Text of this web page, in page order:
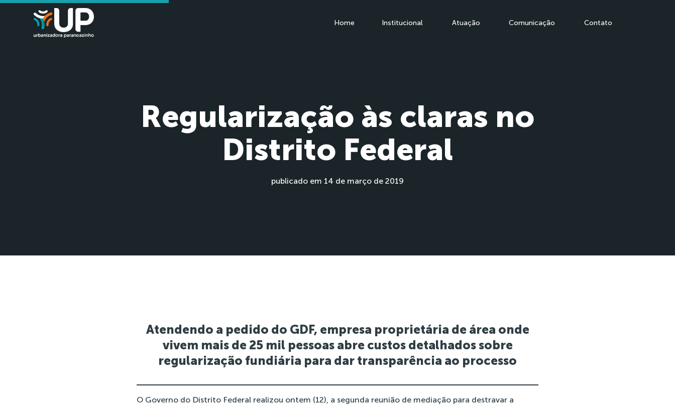
Home Institucional Atuação Comunicação Contato
Regularização às claras no
Distrito Federal
publicado em 14 de março de 2019
Atendendo a pedido do GDF, empresa proprietária de área onde
vivem mais de 25 mil pessoas abre custos detalhados sobre
regularização fundiária para dar transparência ao processo
O Governo do Distrito Federal realizou ontem (12), a segunda reunião de mediação para destravar a